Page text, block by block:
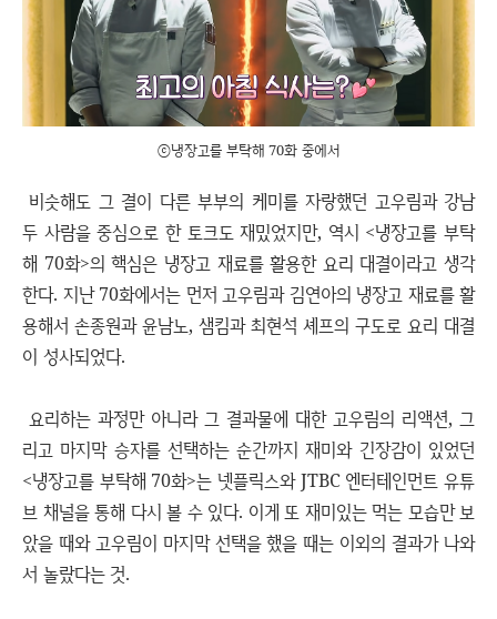
ⓒ냉장고를 부탁해 70화 중에서
비슷해도 그 결이 다른 부부의 케미를 자랑했던 고우림과 강남
두 사람을 중심으로 한 토크도 재밌었지만, 역시 <냉장고를 부탁
해 70화>의 핵심은 냉장고 재료를 활용한 요리 대결이라고 생각
한다. 지난 70화에서는 먼저 고우림과 김연아의 냉장고 재료를 활
용해서 손종원과 윤남노, 샘킴과 최현석 셰프의 구도로 요리 대결
이 성사되었다.
요리하는 과정만 아니라 그 결과물에 대한 고우림의 리액션, 그
리고 마지막 승자를 선택하는 순간까지 재미와 긴장감이 있었던
<냉장고를 부탁해 70화>는 넷플릭스와 JTBC 엔터테인먼트 유튜
브 채널을 통해 다시 볼 수 있다. 이게 또 재미있는 먹는 모습만 보
았을 때와 고우림이 마지막 선택을 했을 때는 이외의 결과가 나와
서 놀랐다는 것.